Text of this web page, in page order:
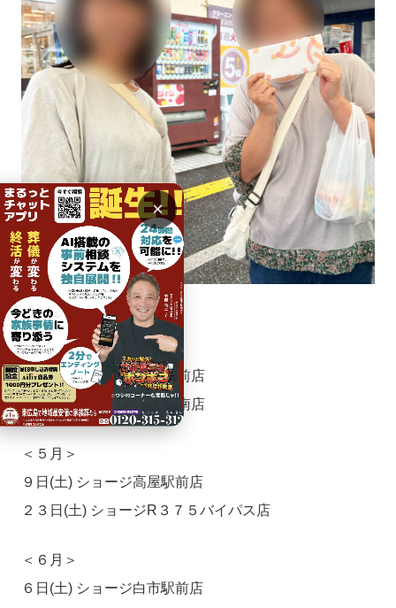
イベント開催店舗は↓↓↓
＜４月＞
11日(土) ショージ白市駅前店
18日(土) ショージ八本松南店
＜５月＞
９日(土) ショージ高屋駅前店
２３日(土) ショージR３７５バイパス店
＜６月＞
６日(土) ショージ白市駅前店
×